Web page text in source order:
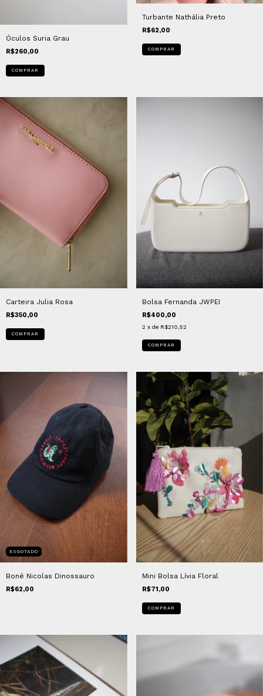
Óculos Suria Grau
R$260,00
COMPRAR
Turbante Nathália Preto
R$62,00
COMPRAR
Carteira Julia Rosa
R$350,00
COMPRAR
Bolsa Fernanda JWPEI
R$400,00
2 x de R$210,52
COMPRAR
ESGOTADO
Boné Nicolas Dinossauro
R$62,00
Mini Bolsa Lívia Floral
R$71,00
COMPRAR